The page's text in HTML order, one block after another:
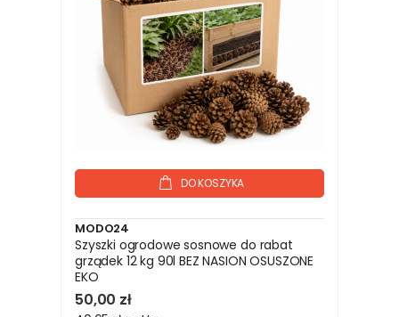
DO KOSZYKA
MODO24
Szyszki ogrodowe sosnowe do rabat
grządek 12 kg 90l BEZ NASION OSUSZONE
EKO
50,00 zł